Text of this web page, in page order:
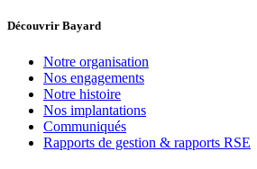
Découvrir Bayard
Notre organisation
Nos engagements
Notre histoire
Nos implantations
Communiqués
Rapports de gestion & rapports RSE